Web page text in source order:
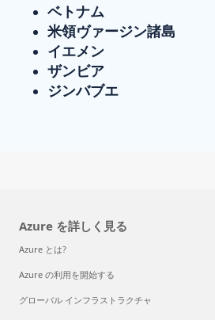
ベトナム
米領ヴァージン諸島
イエメン
ザンビア
ジンバブエ
Azure を詳しく見る
Azure とは?
Azure の利用を開始する
グローバル インフラストラクチャ